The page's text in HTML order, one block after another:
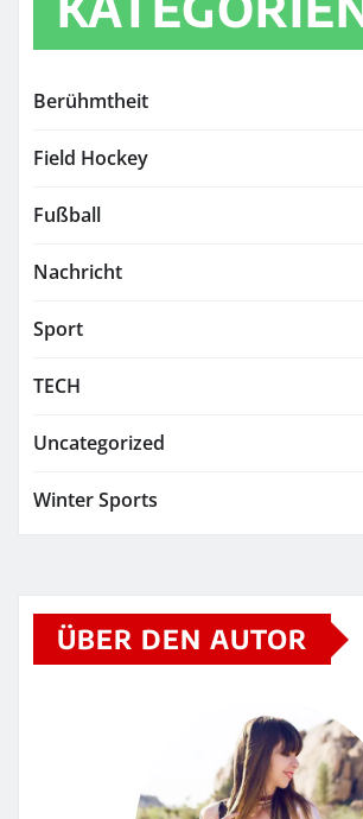
Berühmtheit
Field Hockey
Fußball
Nachricht
Sport
TECH
Uncategorized
Winter Sports
ÜBER DEN AUTOR